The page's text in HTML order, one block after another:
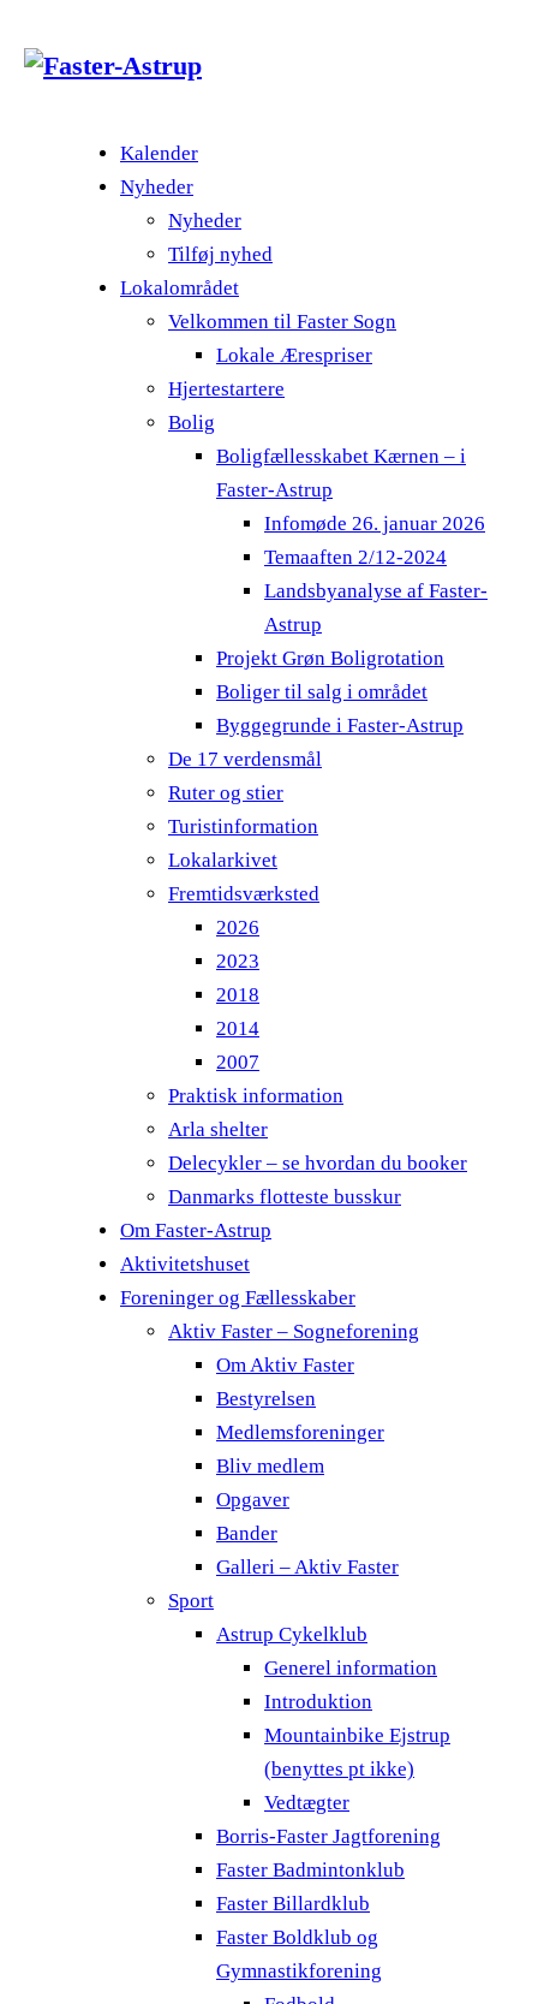
Kalender
Nyheder
Nyheder
Tilføj nyhed
Lokalområdet
Velkommen til Faster Sogn
Lokale Ærespriser
Hjertestartere
Bolig
Boligfællesskabet Kærnen – i
Faster-Astrup
Infomøde 26. januar 2026
Temaaften 2/12-2024
Landsbyanalyse af Faster-
Astrup
Projekt Grøn Boligrotation
Boliger til salg i området
Byggegrunde i Faster-Astrup
De 17 verdensmål
Ruter og stier
Turistinformation
Lokalarkivet
Fremtidsværksted
2026
2023
2018
2014
2007
Praktisk information
Arla shelter
Delecykler – se hvordan du booker
Danmarks flotteste busskur
Om Faster-Astrup
Aktivitetshuset
Foreninger og Fællesskaber
Aktiv Faster – Sogneforening
Om Aktiv Faster
Bestyrelsen
Medlemsforeninger
Bliv medlem
Opgaver
Bander
Galleri – Aktiv Faster
Sport
Astrup Cykelklub
Generel information
Introduktion
Mountainbike Ejstrup
(benyttes pt ikke)
Vedtægter
Borris-Faster Jagtforening
Faster Badmintonklub
Faster Billardklub
Faster Boldklub og
Gymnastikforening